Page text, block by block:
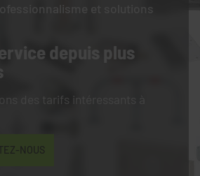
et solutions
depuis plus
des tarifs intéressants à
NOUS